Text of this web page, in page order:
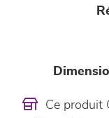
Ce produit